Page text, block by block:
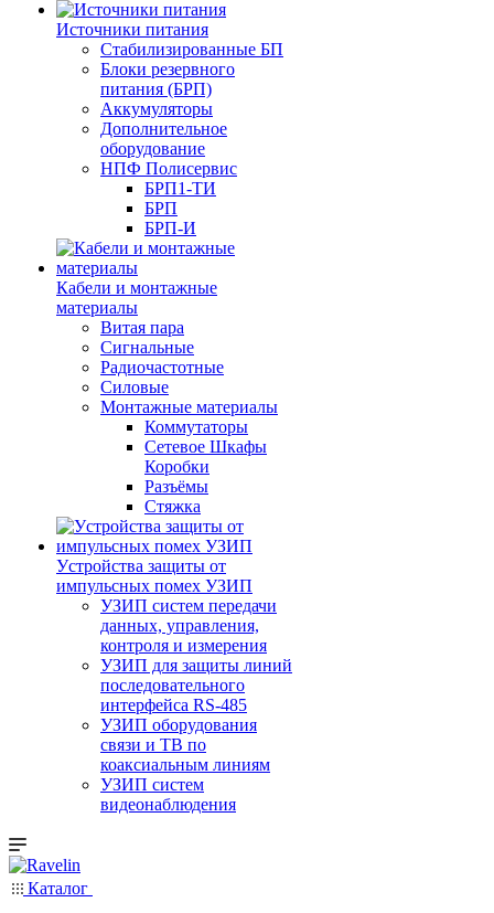
Источники питания
Стабилизированные БП
Блоки резервного
питания (БРП)
Аккумуляторы
Дополнительное
оборудование
НПФ Полисервис
БРП1-ТИ
БРП
БРП-И
Кабели и монтажные
материалы
Витая пара
Сигнальные
Радиочастотные
Силовые
Монтажные материалы
Коммутаторы
Сетевое Шкафы
Коробки
Разъёмы
Стяжка
Уcтройства защиты от
импульсных помех УЗИП
УЗИП систем передачи
данных, управления,
контроля и измерения
УЗИП для защиты линий
последовательного
интерфейса RS-485
УЗИП оборудования
связи и ТВ по
коаксиальным линиям
УЗИП систем
видеонаблюдения
Каталог